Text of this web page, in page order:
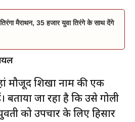
मैराथन, 35 हजार युवा तिरंगे के साथ देंगे
मौजूद शिखा नाम की एक
बताया जा रहा है कि उसे गोली
को उपचार के लिए हिसार